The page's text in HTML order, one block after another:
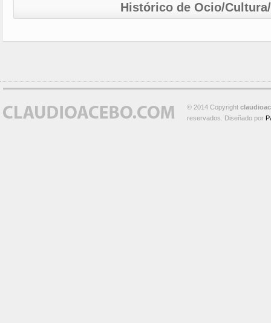
Histórico de Ocio/
© 2014 Copyright
reservados. Diseñado por